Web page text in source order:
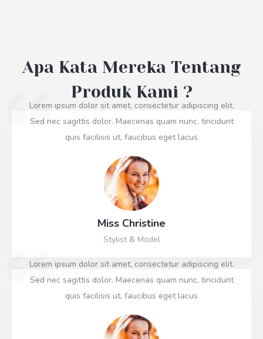
Apa Kata Mereka Tentang
Produk Kami ?
Lorem ipsum dolor sit amet, consectetur adipiscing elit.
Sed nec sagittis dolor. Maecenas quam nunc, tincidunt
quis facilisis ut, faucibus eget lacus
Miss Christine
Stylist & Model
Lorem ipsum dolor sit amet, consectetur adipiscing elit.
Sed nec sagittis dolor. Maecenas quam nunc, tincidunt
quis facilisis ut, faucibus eget lacus